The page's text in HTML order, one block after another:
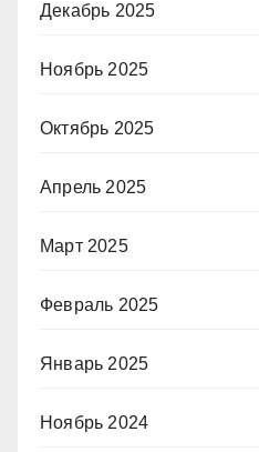
Декабрь 2025
Ноябрь 2025
Октябрь 2025
Апрель 2025
Март 2025
Февраль 2025
Январь 2025
Ноябрь 2024